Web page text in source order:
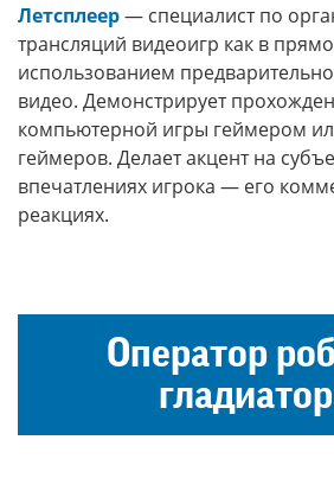
Летсплеер— специалист по
трансляций видеоигр как в
использованием
видео. Демонстрирует
компьютерной игры геймером
геймеров. Делает акцент на
впечатлениях игрока — его
реакциях.
Оператор